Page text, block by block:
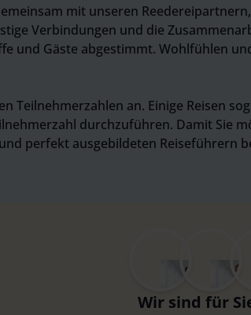
mit unseren
Verbindungen und die
und Gäste abgestimmt. Wohlfühlen
Teilnehmerzahlen an. Einige Reisen
durchzuführen. Damit Sie
perfekt ausgebildeten Reiseführern
Wir sind für